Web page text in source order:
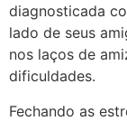
diagnosticada
lado de seus
nos laços de
dificuldades.
Fechando as